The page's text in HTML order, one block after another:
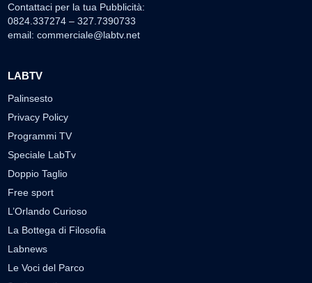
Contattaci per la tua Pubblicità:
0824.337274 – 327.7390733
email: commerciale@labtv.net
LABTV
Palinsesto
Privacy Policy
Programmi TV
Speciale LabTv
Doppio Taglio
Free sport
L’Orlando Curioso
La Bottega di Filosofia
Labnews
Le Voci del Parco